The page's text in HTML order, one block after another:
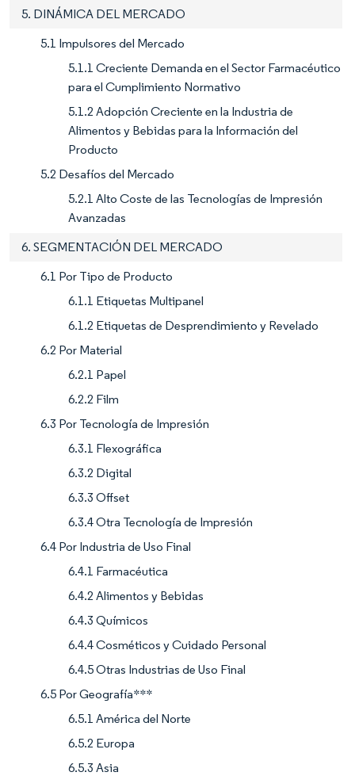
5. DINÁMICA DEL MERCADO
5.1 Impulsores del Mercado
5.1.1 Creciente Demanda en el Sector Farmacéutico
para el Cumplimiento Normativo
5.1.2 Adopción Creciente en la Industria de
Alimentos y Bebidas para la Información del
Producto
5.2 Desafíos del Mercado
5.2.1 Alto Coste de las Tecnologías de Impresión
Avanzadas
6. SEGMENTACIÓN DEL MERCADO
6.1 Por Tipo de Producto
6.1.1 Etiquetas Multipanel
6.1.2 Etiquetas de Desprendimiento y Revelado
6.2 Por Material
6.2.1 Papel
6.2.2 Film
6.3 Por Tecnología de Impresión
6.3.1 Flexográfica
6.3.2 Digital
6.3.3 Offset
6.3.4 Otra Tecnología de Impresión
6.4 Por Industria de Uso Final
6.4.1 Farmacéutica
6.4.2 Alimentos y Bebidas
6.4.3 Químicos
6.4.4 Cosméticos y Cuidado Personal
6.4.5 Otras Industrias de Uso Final
6.5 Por Geografía***
6.5.1 América del Norte
6.5.2 Europa
6.5.3 Asia